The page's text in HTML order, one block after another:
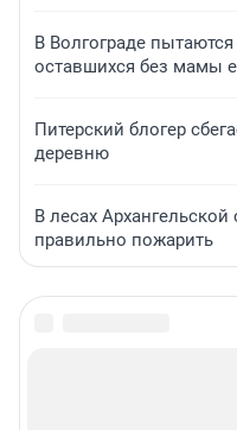
В Волгограде
оставшихся без мамы
Питерский блогер
деревню
В лесах
правильно пожарить